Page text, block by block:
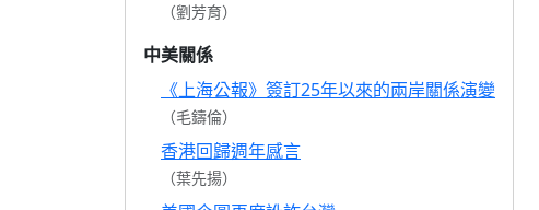
（劉芳育）
中美關係
《上海公報》簽訂25年以來的兩岸關係演變
（毛鑄倫）
香港回歸週年感言
（葉先揚）